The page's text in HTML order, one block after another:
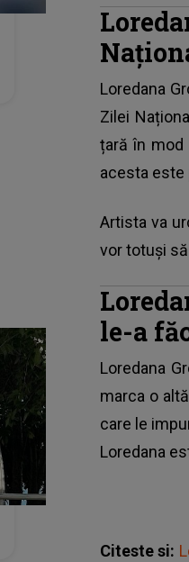
Loredana
Zilei
țară în mod
acesta este
Artista va
vor totuși
le-a
Loredana
marca o
care le
Loredana
Citeste si: